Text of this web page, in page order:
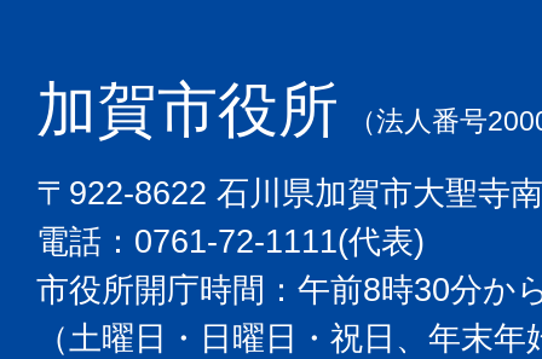
加賀市役所 （法人番号
〒922-8622 石川県加賀市大聖寺
電話：0761-72-1111(代表)
市役所開庁時間：午前8時30分か
（土曜日・日曜日・祝日、年末